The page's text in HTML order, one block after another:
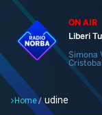
ON AIR
Liberi
Simona
Cristobal
Home/ udine